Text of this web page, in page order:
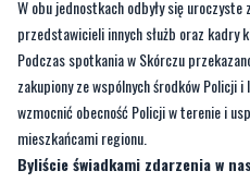
W obu jednostkach odbyły się
przedstawicieli innych służb oraz
Podczas spotkania w Skórczu
zakupiony ze wspólnych środków Policji
wzmocnić obecność Policji w terenie i
mieszkańcami regionu.
Byliście świadkami zdarzenia w